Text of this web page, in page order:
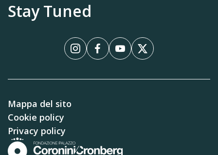
Stay Tuned
InstagramFacebookYouTube
X
Mappa del sito
Cookie policy
Privacy policy